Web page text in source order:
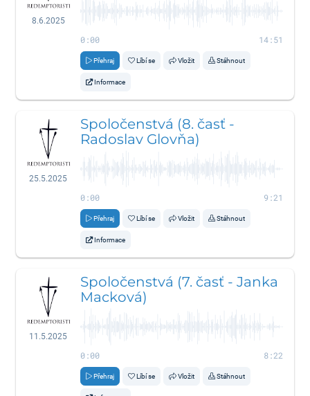
8.6.2025
0:00 14:51
Přehraj Líbí se Vložit Stáhnout
Informace
25.5.2025
Spoločenstvá (8. časť -
Radoslav Glovňa)
0:00 9:21
Přehraj Líbí se Vložit Stáhnout
Informace
11.5.2025
Spoločenstvá (7. časť - Janka
Macková)
0:00 8:22
Přehraj Líbí se Vložit Stáhnout